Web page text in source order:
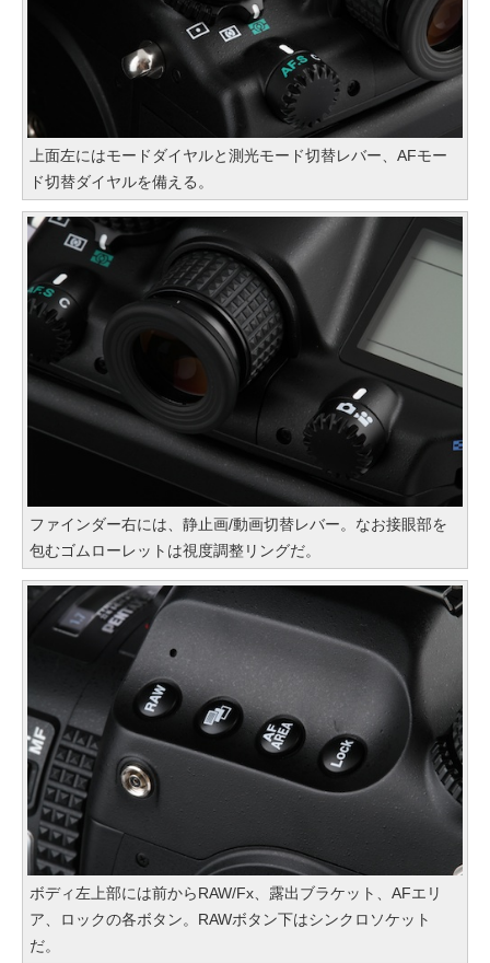
上面左にはモードダイヤルと測光モード切替レバー、AFモー
ド切替ダイヤルを備える。
ファインダー右には、静止画/動画切替レバー。なお接眼部を
包むゴムローレットは視度調整リングだ。
ボディ左上部には前からRAW/Fx、露出ブラケット、AFエリ
ア、ロックの各ボタン。RAWボタン下はシンクロソケット
だ。